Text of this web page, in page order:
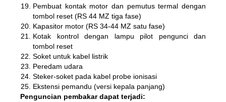
Pembuat kontak motor dan pemutus termal dengan
tombol reset (RS 44 MZ tiga fase)
Kapasitor motor (RS 34-44 MZ satu fase)
Kotak kontrol dengan lampu pilot pengunci dan
tombol reset
Soket untuk kabel listrik
Peredam udara
Steker-soket pada kabel probe ionisasi
Ekstensi pemandu (versi kepala panjang)
Penguncian pembakar dapat terjadi: